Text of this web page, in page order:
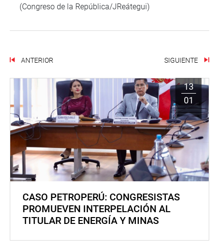
(Congreso de la República/JReátegui)
ANTERIOR SIGUIENTE
13
01
CASO PETROPERÚ: CONGRESISTAS
PROMUEVEN INTERPELACIÓN AL
TITULAR DE ENERGÍA Y MINAS